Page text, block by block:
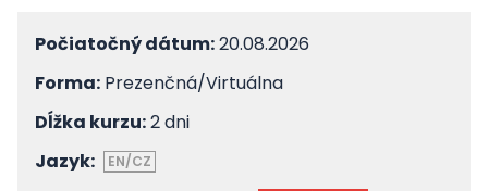
Počiatočný dátum:20.08.2026
Forma: Prezenčná/Virtuálna
Dĺžka kurzu:2 dni
Jazyk:
EN/CZ